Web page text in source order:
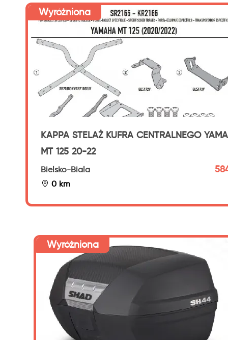
Wyróżniona
KAPPA STELAŻ KUFRA CENTRALNEGO
MT 125 20-22
Bielsko-Biala
0 km
Wyróżniona